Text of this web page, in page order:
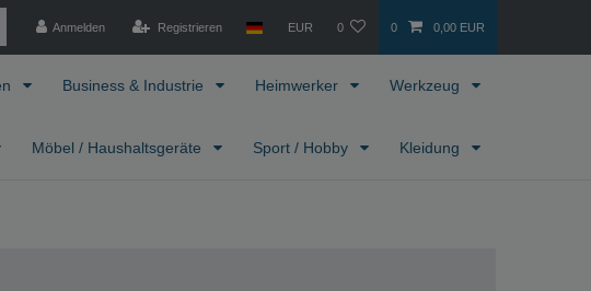
Anmelden Registrieren EUR 0 0 0,00 EUR
Business & Industrie Heimwerker Werkzeug
Möbel / Haushaltsgeräte Sport / Hobby Kleidung